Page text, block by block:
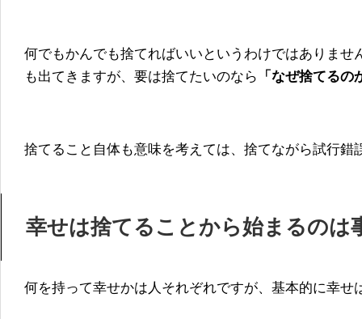
何でもかんでも捨てればいいというわけではありませ
も出てきますが、要は捨てたいのなら
「なぜ捨てるの
捨てること自体も意味を考えては、捨てながら試行錯
幸せは捨てることから始まるのは
何を持って幸せかは人それぞれですが、基本的に幸せ